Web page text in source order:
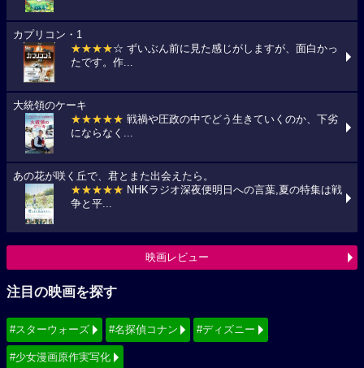
カプリコン・1
★★★★☆ ずいぶん前に見た感じがしますが、面白かっ
たです。作...
大統領のケーキ
★★★★★ 戦禍や圧政の中でどう生きていくのか、下劣
にならなく...
あの花が咲く丘で、君とまた出会えたら。
★★★★★ NHKラジオ深夜便明日への言葉,夏の特集は戦
争と平...
映画レビュー
注目の映画を探す
#スターウォーズ #名探偵コナン #ディズニー
#少女漫画原作実写化